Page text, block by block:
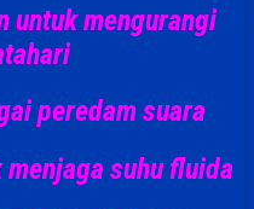
untuk mengurangi
peredam suara
menjaga suhu fluida